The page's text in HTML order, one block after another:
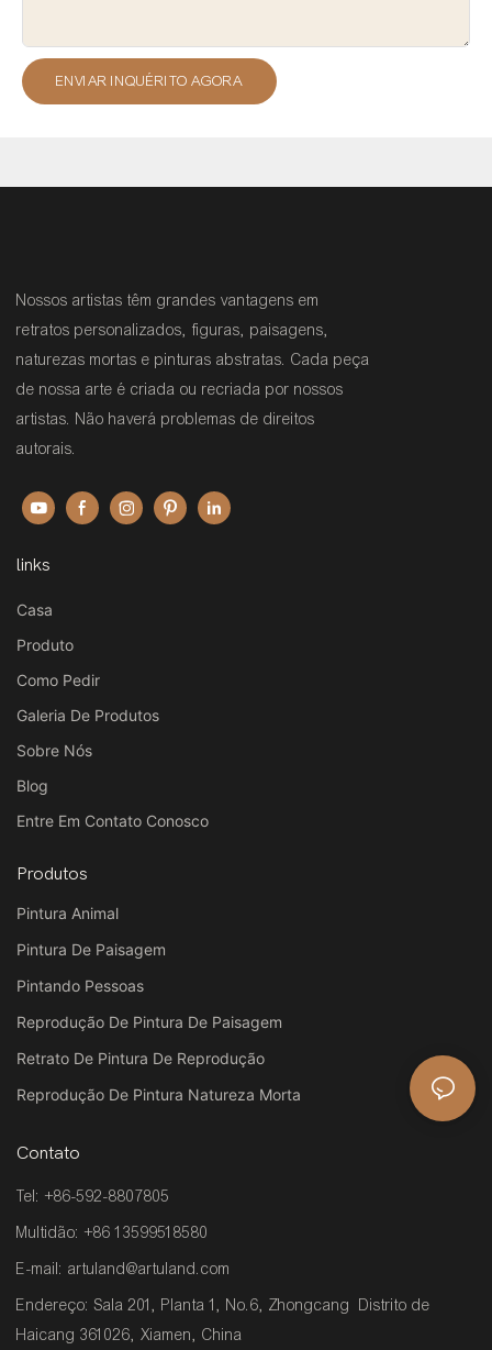
ENVIAR INQUÉRITO AGORA
Nossos artistas têm grandes vantagens em
retratos personalizados, figuras, paisagens,
naturezas mortas e pinturas abstratas. Cada peça
de nossa arte é criada ou recriada por nossos
artistas. Não haverá problemas de direitos
autorais.
links
Casa
Produto
Como Pedir
Galeria De Produtos
Sobre Nós
Blog
Entre Em Contato Conosco
Produtos
Pintura Animal
Pintura De Paisagem
Pintando Pessoas
Reprodução De Pintura De Paisagem
Retrato De Pintura De Reprodução
Reprodução De Pintura Natureza Morta
Contato
Tel: +86-592-8807805
Multidão: +86 13599518580
E-mail: artuland@artuland.com
Endereço: Sala 201, Planta 1, No.6, Zhongcang Distrito de
Haicang 361026, Xiamen, China